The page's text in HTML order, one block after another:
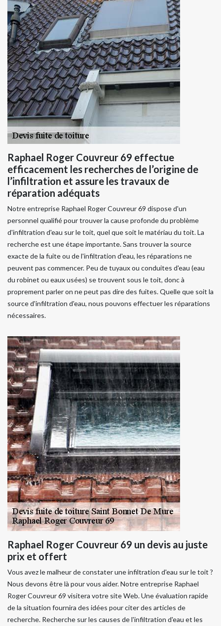
Raphael Roger Couvreur 69 effectue
efficacement les recherches de l’origine de
l’infiltration et assure les travaux de
réparation adéquats
Notre entreprise Raphael Roger Couvreur 69 dispose d'un
personnel qualifié pour trouver la cause profonde du problème
d'infiltration d'eau sur le toit, quel que soit le matériau du toit. La
recherche est une étape importante. Sans trouver la source
exacte de la fuite ou de l'infiltration d'eau, les réparations ne
peuvent pas commencer. Peu de tuyaux ou conduites d'eau (eau
du robinet ou eaux usées) se trouvent sous le toit, donc à
proprement parler on ne peut pas dire des fuites. Quelle que soit la
source d'infiltration d'eau, nous pouvons effectuer les réparations
nécessaires.
Raphael Roger Couvreur 69 un devis au juste
prix et offert
Vous avez le malheur de constater une infiltration d'eau sur le toit ?
Nous devons être là pour vous aider. Notre entreprise Raphael
Roger Couvreur 69 visitera votre site Web. Une évaluation rapide
de la situation fournira des idées pour citer des articles de
recherche. Recherche sur les causes de l'infiltration d'eau et les